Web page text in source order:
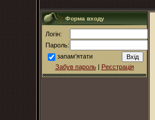
Форма входу
Логін:
Пароль:
запам'ятати
Забув пароль| Реєстрація